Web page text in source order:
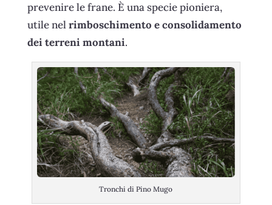
prevenire le frane. È una specie pioniera,
utile nelrimboschimento e consolidamento
dei terreni montani.
Tronchi di Pino Mugo